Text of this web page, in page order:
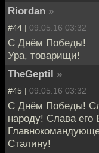
Riordan »
#44 | 09.05.16 03:32
С Днём Победы!
Ура, товарищи!
TheGeptil »
#45 | 09.05.16 03:32
С Днём Победы!
народу! Слава его
Сталину!